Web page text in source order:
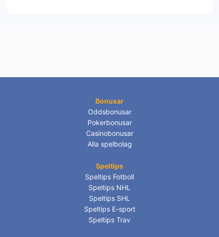
Bonusar
Oddsbonusar
Pokerbonusar
Casinobonusar
Alla spelbolag
Speltips
Speltips Fotboll
Speltips NHL
Speltips SHL
Speltips E-sport
Speltips Trav